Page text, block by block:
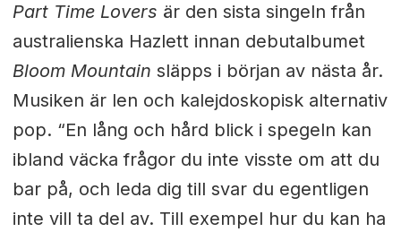
Part Time Lovers är den sista singeln från
australienska Hazlett innan debutalbumet
Bloom Mountain släpps i början av nästa år.
Musiken är len och kalejdoskopisk alternativ
pop. “En lång och hård blick i spegeln kan
ibland väcka frågor du inte visste om att du
bar på, och leda dig till svar du egentligen
inte vill ta del av. Till exempel hur du kan ha